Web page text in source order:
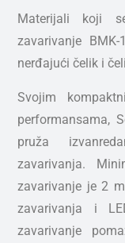
Materijali koji
zavarivanje
nerđajući čelik i
Svojim
performansama,
pruža
zavarivanja.
zavarivanje je 2
zavarivanja i
zavarivanje